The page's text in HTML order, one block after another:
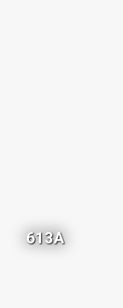
613A